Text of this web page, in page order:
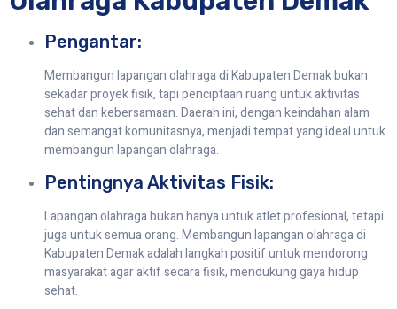
Pengantar:
Membangun lapangan olahraga di Kabupaten Demak bukan
sekadar proyek fisik, tapi penciptaan ruang untuk aktivitas
sehat dan kebersamaan. Daerah ini, dengan keindahan alam
dan semangat komunitasnya, menjadi tempat yang ideal untuk
membangun lapangan olahraga.
Pentingnya Aktivitas Fisik:
Lapangan olahraga bukan hanya untuk atlet profesional, tetapi
juga untuk semua orang. Membangun lapangan olahraga di
Kabupaten Demak adalah langkah positif untuk mendorong
masyarakat agar aktif secara fisik, mendukung gaya hidup
sehat.